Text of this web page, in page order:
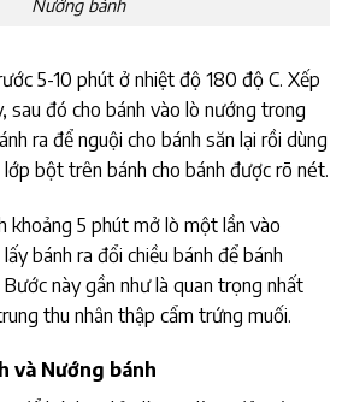
Nướng bánh
5-10 phút ở nhiệt độ 180 độ C. Xếp
sau đó cho bánh vào lò nướng trong
ra để nguội cho bánh săn lại rồi dùng
bột trên bánh cho bánh được rõ nét.
khoảng 5 phút mở lò một lần vào
bánh ra đổi chiều bánh để bánh
này gần như là quan trọng nhất
thu nhân thập cẩm trứng muối.
và Nướng bánh